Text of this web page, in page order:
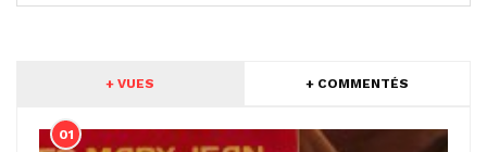
+ VUES + COMMENTÉS
01